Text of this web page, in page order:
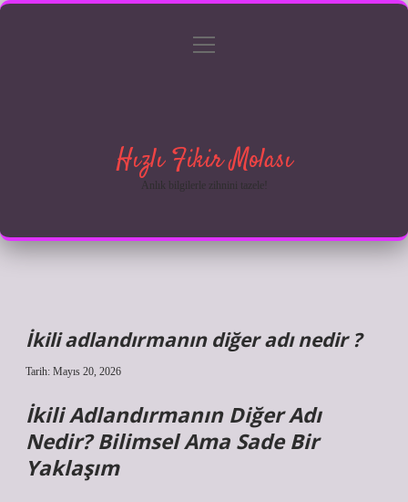
Gizlilik Politikası
menüyü
Hızlı Fikir Molası
Anlık bilgilerle zihnini tazele!
İkili adlandırmanın diğer adı nedir ?
Tarih: Mayıs 20, 2026
İkili Adlandırmanın Diğer Adı
Nedir? Bilimsel Ama Sade Bir
Yaklaşım